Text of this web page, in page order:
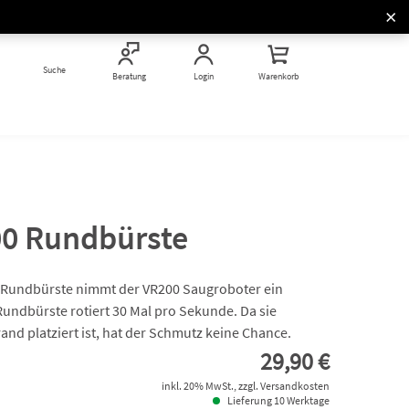
Suche Beratung Login Warenkorb
Vorwerk Stores
Vor Ort entdecken
Kochkurse & Messen
Vorwerk hautnah erleben
Studios
Messen rund um Thermomix®
und Kobold
Rundbürste
nimmt der VR200 Saugroboter ein
rotiert 30 Mal pro Sekunde. Da sie
platziert ist, hat der Schmutz keine Chance.
29,90 €
inkl. 20% MwSt., zzgl. Versandkosten
Lieferung 10 Werktage